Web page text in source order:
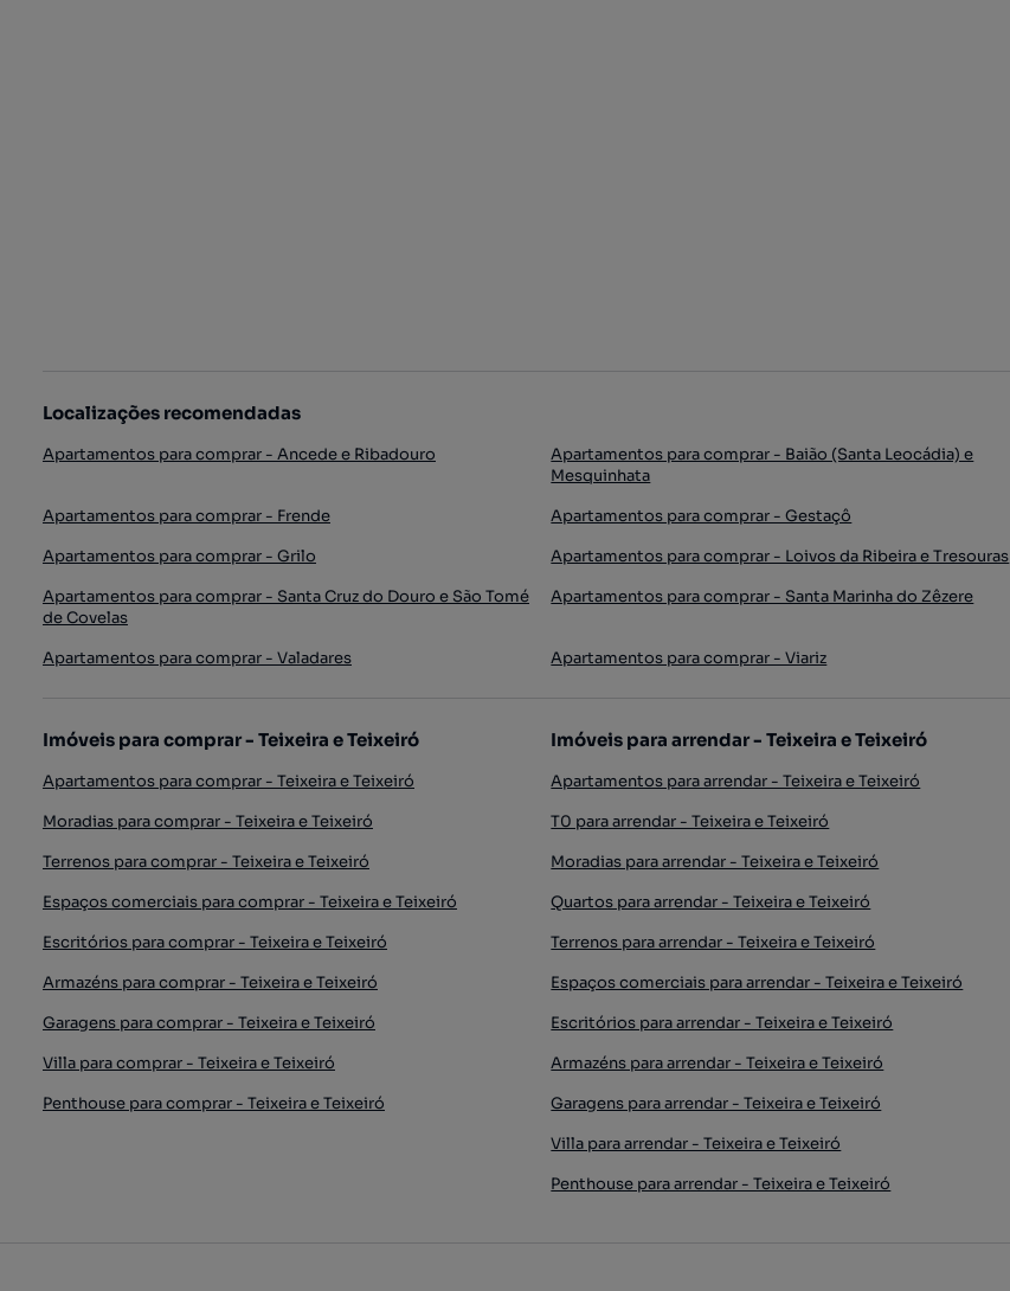
Localizações recomendadas
Apartamentos para comprar - Ancede e Ribadouro
Apartamentos para comprar - Baião (Santa Leocádia) e
Mesquinhata
Apartamentos para comprar - Frende Apartamentos para comprar - Gestaçô
Apartamentos para comprar - Grilo
Apartamentos para comprar - Loivos da Ribeira e Tresouras
Apartamentos para comprar - Santa Cruz do Douro e São Tomé
de Covelas
Apartamentos para comprar - Santa Marinha do Zêzere
Apartamentos para comprar - Valadares Apartamentos para comprar - Viariz
Imóveis para comprar - Teixeira e Teixeiró
Apartamentos para comprar - Teixeira e Teixeiró
Moradias para comprar - Teixeira e Teixeiró
Terrenos para comprar - Teixeira e Teixeiró
Espaços comerciais para comprar - Teixeira e Teixeiró
Escritórios para comprar - Teixeira e Teixeiró
Armazéns para comprar - Teixeira e Teixeiró
Garagens para comprar - Teixeira e Teixeiró
Villa para comprar - Teixeira e Teixeiró
Penthouse para comprar - Teixeira e Teixeiró
Imóveis para arrendar - Teixeira e Teixeiró
Apartamentos para arrendar - Teixeira e Teixeiró
T0 para arrendar - Teixeira e Teixeiró
Moradias para arrendar - Teixeira e Teixeiró
Quartos para arrendar - Teixeira e Teixeiró
Terrenos para arrendar - Teixeira e Teixeiró
Espaços comerciais para arrendar - Teixeira e Teixeiró
Escritórios para arrendar - Teixeira e Teixeiró
Armazéns para arrendar - Teixeira e Teixeiró
Garagens para arrendar - Teixeira e Teixeiró
Villa para arrendar - Teixeira e Teixeiró
Penthouse para arrendar - Teixeira e Teixeiró